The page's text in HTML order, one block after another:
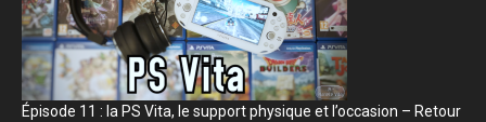
Épisode 11 : la PS Vita, le support physique et l’occasion – Retour